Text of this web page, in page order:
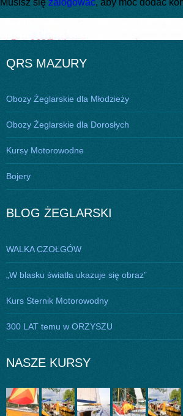
Musisz się zalogować, aby móc dodać
wpisu
QRS MAZURY
Obozy Żeglarskie dla Młodzieży
Obozy Żeglarskie dla Dorosłych
Kursy Motorowodne
Bojery
BLOG ŻEGLARSKI
WALKA CZOŁGÓW
„W blasku światła ukazuje się obraz”
Kurs Sternik Motorowodny
300 LAT temu w ORZYSZU
NASZE KURSY